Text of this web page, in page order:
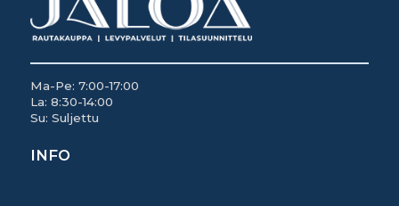
Ma-Pe: 7:00-17:00
La: 8:30-14:00
Su: Suljettu
INFO